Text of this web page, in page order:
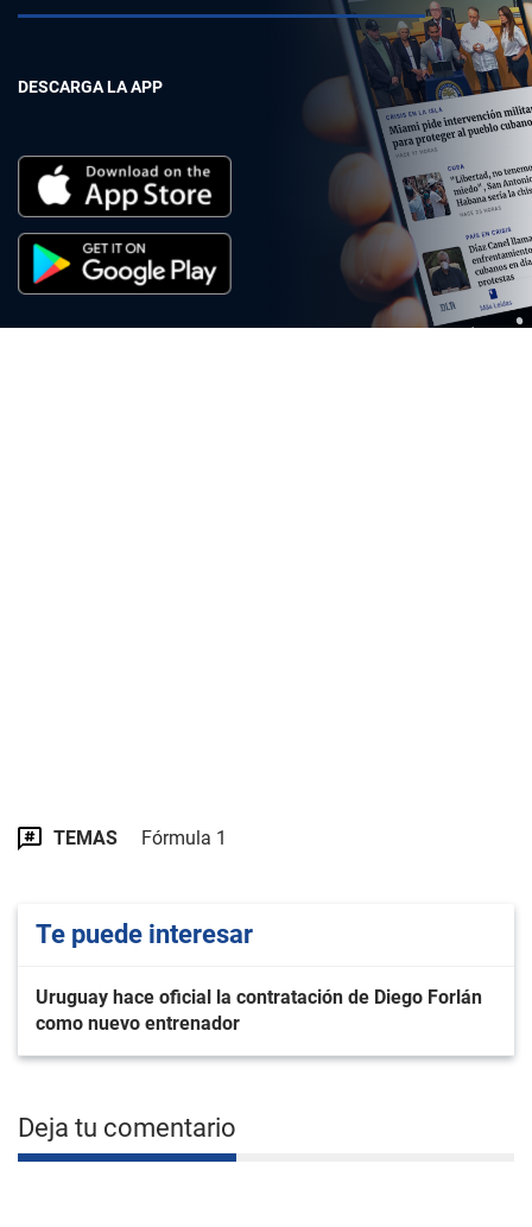
DESCARGA LA APP
TEMAS Fórmula 1
Te puede interesar
Uruguay hace oficial la contratación de Diego Forlán
como nuevo entrenador
Deja tu comentario